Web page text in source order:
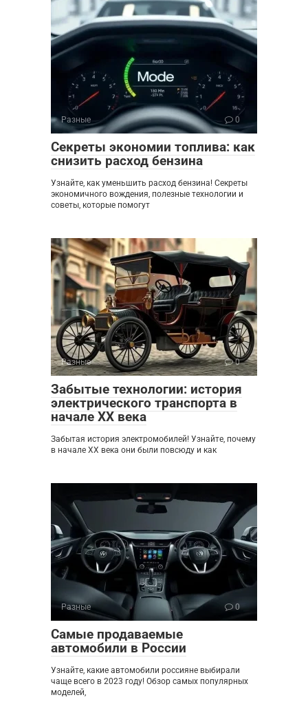
Разные 0
Секреты экономии топлива: как
снизить расход бензина
Узнайте, как уменьшить расход бензина! Секреты
экономичного вождения, полезные технологии и
советы, которые помогут
Разные 0
Забытые технологии: история
электрического транспорта в
начале XX века
Забытая история электромобилей! Узнайте, почему
в начале XX века они были повсюду и как
Разные 0
Самые продаваемые
автомобили в России
Узнайте, какие автомобили россияне выбирали
чаще всего в 2023 году! Обзор самых популярных
моделей,